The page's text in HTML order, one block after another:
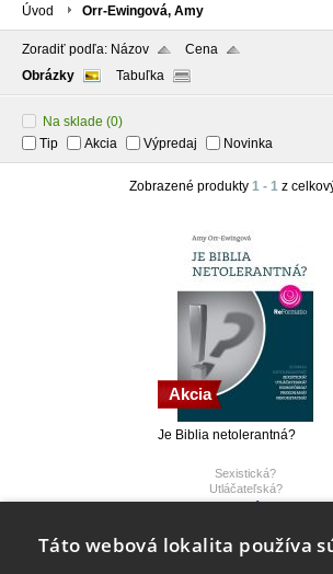
Úvod Orr-Ewingová, Amy
Zoradiť podľa: Názov
Cena
Obrázky
Tabuľka
Na sklade (0)
Tip
Akcia Výpredaj Novinka
Zobrazené produkty 1 - 1 z
Akcia
Je Biblia netolerantná?
Sexistická?
Utláčateľská?
Homofóbna?
Posledné kusy
6,90 €
Táto webová lokalita používa